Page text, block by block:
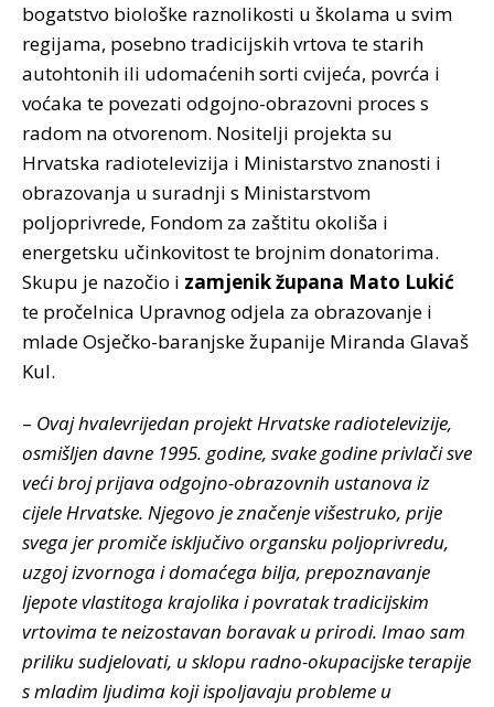
bogatstvo biološke raznolikosti u školama u svim
regijama, posebno tradicijskih vrtova te starih
autohtonih ili udomaćenih sorti cvijeća, povrća i
voćaka te povezati odgojno-obrazovni proces s
radom na otvorenom. Nositelji projekta su
Hrvatska radiotelevizija i Ministarstvo znanosti i
obrazovanja u suradnji s Ministarstvom
poljoprivrede, Fondom za zaštitu okoliša i
energetsku učinkovitost te brojnim donatorima.
Skupu je nazočio i zamjenik župana Mato Lukić
te pročelnica Upravnog odjela za obrazovanje i
mlade Osječko-baranjske županije Miranda Glavaš
Kul.
– Ovaj hvalevrijedan projekt Hrvatske radiotelevizije,
osmišljen davne 1995. godine, svake godine privlači sve
veći broj prijava odgojno-obrazovnih ustanova iz
cijele Hrvatske. Njegovo je značenje višestruko, prije
svega jer promiče isključivo organsku poljoprivredu,
uzgoj izvornoga i domaćega bilja, prepoznavanje
ljepote vlastitoga krajolika i povratak tradicijskim
vrtovima te neizostavan boravak u prirodi. Imao sam
priliku sudjelovati, u sklopu radno-okupacijske terapije
s mladim ljudima koji ispoljavaju probleme u